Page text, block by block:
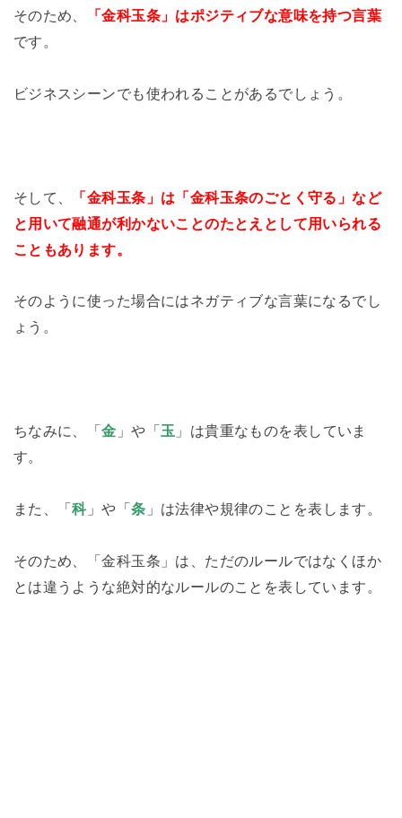
そのため、
「金科玉条」はポジティブな意味を持つ言葉
です。
ビジネスシーンでも使われることがあるでしょう。
そして、
「金科玉条」は「金科玉条のごとく守る」など
と用いて融通が利かないことのたとえとして用いられる
こともあります。
そのように使った場合にはネガティブな言葉になるでし
ょう。
ちなみに、「金 」や「玉 」は貴重なものを表していま
す。
また、「科」や「条 」は法律や規律のことを表します。
そのため、「金科玉条」は、ただのルールではなくほか
とは違うような絶対的なルールのことを表しています。